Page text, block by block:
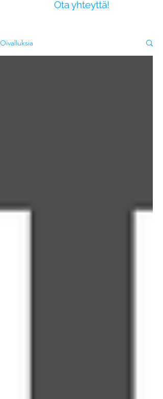
Ota yhteyttä!
Oivalluksia